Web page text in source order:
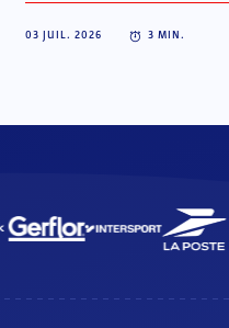
03 JUIL. 2026 3 MIN.